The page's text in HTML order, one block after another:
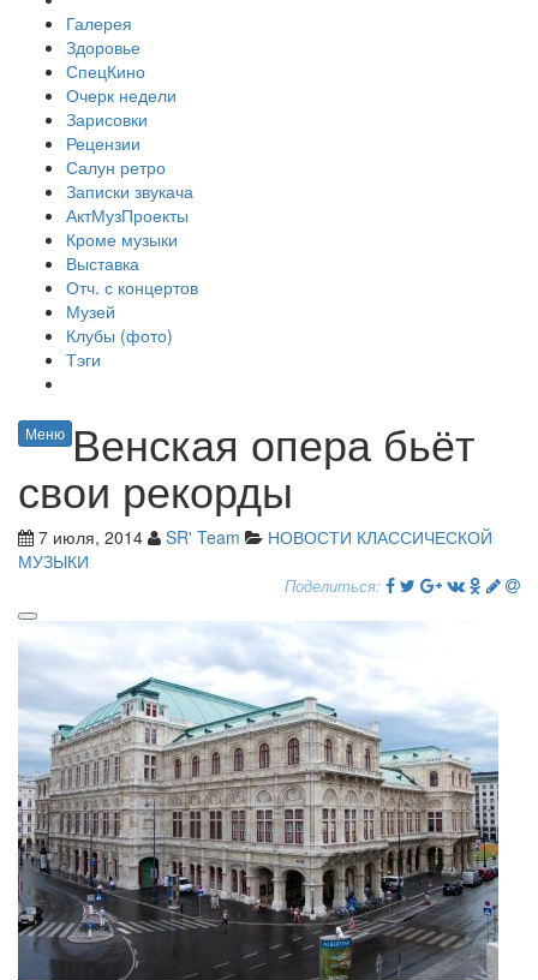
Галерея
Здоровье
СпецКино
Очерк недели
Зарисовки
Рецензии
Салун ретро
Записки звукача
АктМузПроекты
Кроме музыки
Выставка
Отч. с концертов
Музей
Клубы (фото)
Тэги
Меню Венская опера бьёт
свои рекорды
7 июля, 2014 SR' Team
НОВОСТИ КЛАССИЧЕСКОЙ
МУЗЫКИ
Поделиться: